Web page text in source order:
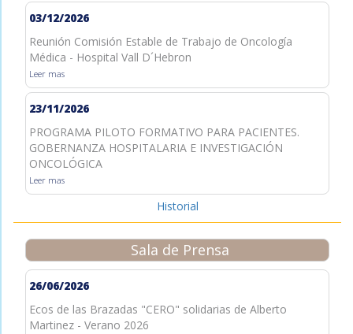
03/12/2026
Reunión Comisión Estable de Trabajo de Oncología
Médica - Hospital Vall D´Hebron
Leer mas
23/11/2026
PROGRAMA PILOTO FORMATIVO PARA PACIENTES.
GOBERNANZA HOSPITALARIA E INVESTIGACIÓN
ONCOLÓGICA
Leer mas
Historial
Sala de Prensa
26/06/2026
Ecos de las Brazadas "CERO" solidarias de Alberto
Martinez - Verano 2026